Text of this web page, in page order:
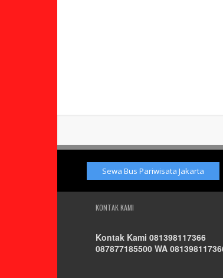
Sewa Bus Pariwisata Jakarta
KONTAK KAMI
Kontak Kami 081398117366
087877185500 WA